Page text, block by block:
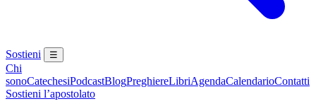
Sostieni ☰
Chi
sonoCatechesiPodcastBlogPreghiereLibriAgendaCalendarioContatti
Sostieni l’apostolato